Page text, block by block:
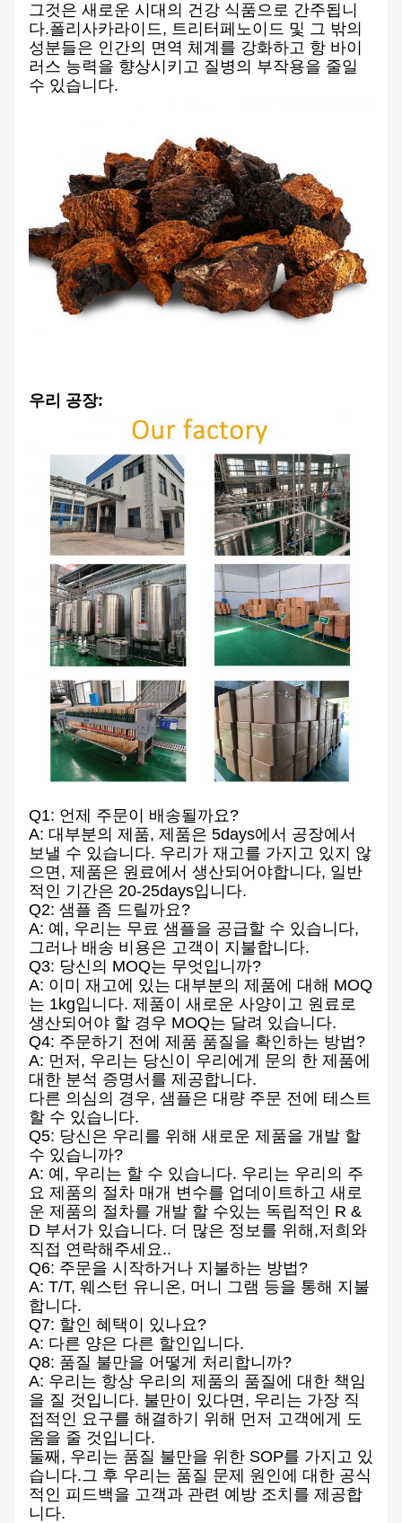
그것은 새로운 시대의 건강 식품으로 간주됩니
다.폴리사카라이드, 트리터페노이드 및 그 밖의
성분들은 인간의 면역 체계를 강화하고 항 바이
러스 능력을 향상시키고 질병의 부작용을 줄일
수 있습니다.
우리 공장:
Q1: 언제 주문이 배송될까요?
A: 대부분의 제품, 제품은 5days에서 공장에서
보낼 수 있습니다. 우리가 재고를 가지고 있지 않
으면, 제품은 원료에서 생산되어야합니다, 일반
적인 기간은 20-25days입니다.
Q2: 샘플 좀 드릴까요?
A: 예, 우리는 무료 샘플을 공급할 수 있습니다,
그러나 배송 비용은 고객이 지불합니다.
Q3: 당신의 MOQ는 무엇입니까?
A: 이미 재고에 있는 대부분의 제품에 대해 MOQ
는 1kg입니다. 제품이 새로운 사양이고 원료로
생산되어야 할 경우 MOQ는 달려 있습니다.
Q4: 주문하기 전에 제품 품질을 확인하는 방법?
A: 먼저, 우리는 당신이 우리에게 문의 한 제품에
대한 분석 증명서를 제공합니다.
다른 의심의 경우, 샘플은 대량 주문 전에 테스트
할 수 있습니다.
Q5: 당신은 우리를 위해 새로운 제품을 개발 할
수 있습니까?
A: 예, 우리는 할 수 있습니다. 우리는 우리의 주
요 제품의 절차 매개 변수를 업데이트하고 새로
운 제품의 절차를 개발 할 수있는 독립적인 R &
D 부서가 있습니다. 더 많은 정보를 위해,저희와
직접 연락해주세요..
Q6: 주문을 시작하거나 지불하는 방법?
A: T/T, 웨스턴 유니온, 머니 그램 등을 통해 지불
합니다.
Q7: 할인 혜택이 있나요?
A: 다른 양은 다른 할인입니다.
Q8: 품질 불만을 어떻게 처리합니까?
A: 우리는 항상 우리의 제품의 품질에 대한 책임
을 질 것입니다. 불만이 있다면, 우리는 가장 직
접적인 요구를 해결하기 위해 먼저 고객에게 도
움을 줄 것입니다.
둘째, 우리는 품질 불만을 위한 SOP를 가지고 있
습니다.그 후 우리는 품질 문제 원인에 대한 공식
적인 피드백을 고객과 관련 예방 조치를 제공합
니다.